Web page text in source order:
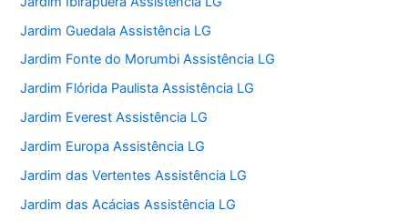
Jardim Guedala Assistência LG
Jardim Fonte do Morumbi Assistência LG
Jardim Flórida Paulista Assistência LG
Jardim Everest Assistência LG
Jardim Europa Assistência LG
Jardim das Vertentes Assistência LG
Jardim das Acácias Assistência LG